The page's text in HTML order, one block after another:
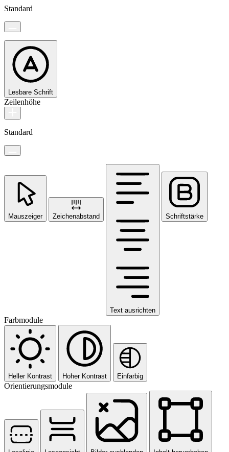
Standard
Lesbare Schrift
Zeilenhöhe
Standard
Mauszeiger Zeichenabstand
Text ausrichten
Schriftstärke
Farbmodule
Heller Kontrast Hoher Kontrast Einfarbig
Orientierungsmodule